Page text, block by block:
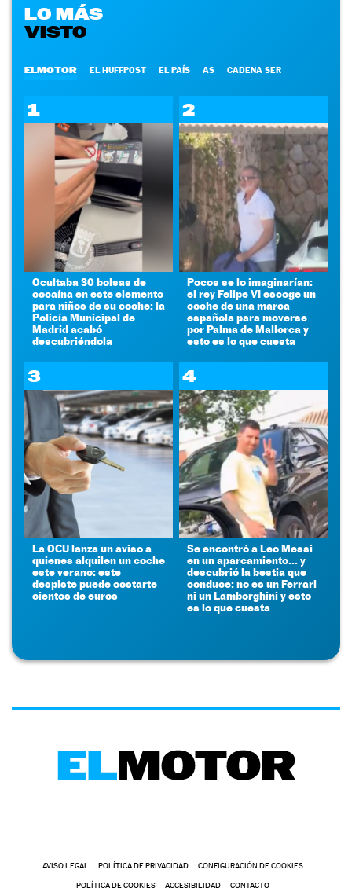
LO MÁS
VISTO
ELMOTOR EL HUFFPOST EL PAÍS AS CADENA SER
1
Ocultaba 30 bolsas de
cocaína en este elemento
para niños de su coche: la
Policía Municipal de
Madrid acabó
descubriéndola
2
Pocos se lo imaginarían:
el rey Felipe VI escoge un
coche de una marca
española para moverse
por Palma de Mallorca y
esto es lo que cuesta
3
La OCU lanza un aviso a
quienes alquilen un coche
este verano: este
despiste puede costarte
cientos de euros
4
Se encontró a Leo Messi
en un aparcamiento... y
descubrió la bestia que
conduce: no es un Ferrari
ni un Lamborghini y esto
es lo que cuesta
AVISO LEGAL POLÍTICA DE PRIVACIDAD CONFIGURACIÓN DE COOKIES
POLÍTICA DE COOKIES ACCESIBILIDAD CONTACTO